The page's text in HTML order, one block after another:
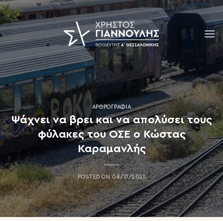
Skip
to
content
ΑΡΘΡΟΓΡΑΦΊΑ
Ψάχνει να βρει και να απολύσει τους
φύλακες του ΟΣΕ ο Κώστας
Καραμανλής
POSTED ON08/11/2021